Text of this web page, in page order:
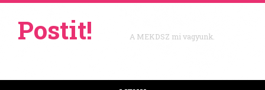
Postit! A MEKDSZ mi vagyunk.